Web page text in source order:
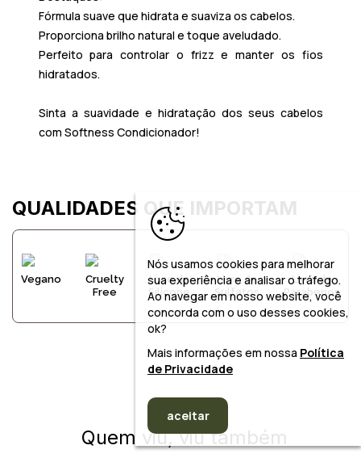
Fórmula suave que hidrata e suaviza os cabelos.
Proporciona brilho natural e toque aveludado.
Perfeito para controlar o frizz e manter os fios
hidratados.
Sinta a suavidade e hidratação dos seus cabelos
com Softness Condicionador!
QUALIDADES QUE IMPORTAM
Vegano
Cruelty
Free
Livre de
Silicone
Livre de
Sulfatos
Livre de
Parabenos
Quem viu, viu também
Nós usamos cookies para melhorar
sua experiência e analisar o tráfego.
Ao navegar em nosso website, você
concorda com o uso desses cookies,
ok?
Mais informações em nossa Política
de Privacidade
aceitar